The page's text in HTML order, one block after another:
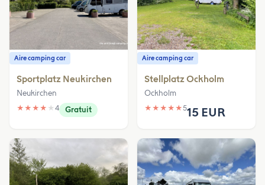
Aire camping car
Sportplatz Neukirchen
Neukirchen
★ ★ ★ ★ ★ 4 Gratuit
Aire camping car
Stellplatz Ockholm
Ockholm
★ ★ ★ ★ ★515 EUR